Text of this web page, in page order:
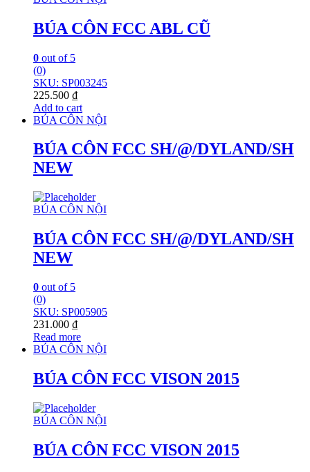
BÚA CÔN FCC ABL CŨ
0 out of 5
(0)
SKU: SP003245
225.500 ₫
Add to cart
BÚA CÔN NỘI
BÚA CÔN FCC SH/@/DYLAND/SH
NEW
BÚA CÔN NỘI
BÚA CÔN FCC SH/@/DYLAND/SH
NEW
0 out of 5
(0)
SKU: SP005905
231.000 ₫
Read more
BÚA CÔN NỘI
BÚA CÔN FCC VISON 2015
BÚA CÔN NỘI
BÚA CÔN FCC VISON 2015